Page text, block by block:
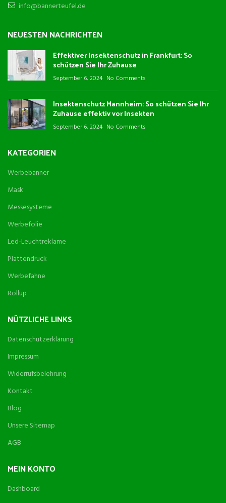
info@bannerteufel.de
NEUESTEN NACHRICHTEN
Effektiver Insektenschutz in Frankfurt: So
schützen Sie Ihr Zuhause
September 6, 2024 No Comments
Insektenschutz Mannheim: So schützen Sie Ihr
Zuhause effektiv vor Insekten
September 6, 2024 No Comments
KATEGORIEN
Werbebanner
Mask
Messesysteme
Werbefolie
Led-Leuchtreklame
Plattendruck
Werbefahne
Rollup
NÜTZLICHE LINKS
Datenschutzerklärung
Impressum
Widerrufsbelehrung
Kontakt
Blog
Unsere Sitemap
AGB
MEIN KONTO
Dashboard